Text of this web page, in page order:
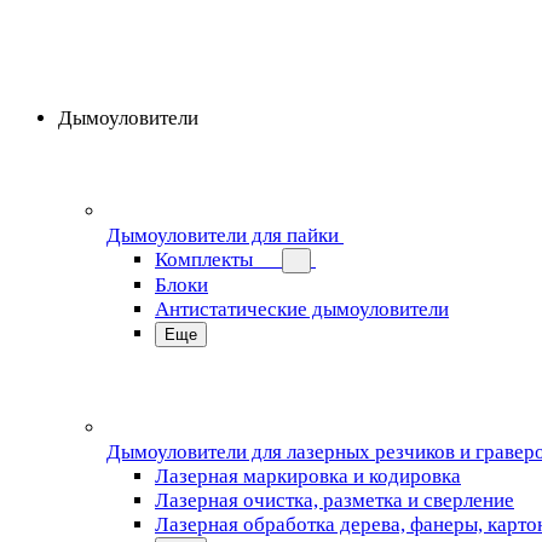
Дымоуловители
Дымоуловители для пайки
Комплекты
Блоки
Антистатические дымоуловители
Еще
Дымоуловители для лазерных резчиков и
Лазерная маркировка и кодировка
Лазерная очистка, разметка и сверление
Лазерная обработка дерева, фанеры,